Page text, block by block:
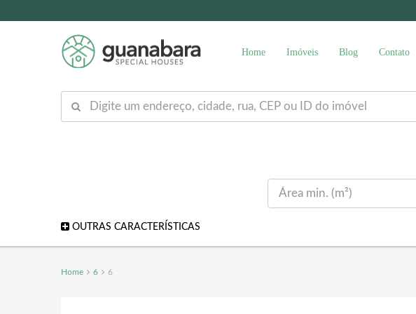
Home Imóveis Blog Contato
OUTRAS CARACTERÍSTICAS
Home 6 6